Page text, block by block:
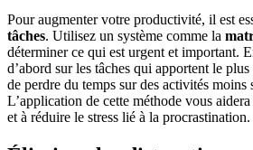
Pour augmenter votre productivité, il est
tâches. Utilisez un système comme la
déterminer ce qui est urgent et important.
d’abord sur les tâches qui apportent le
de perdre du temps sur des activités moins
L’application de cette méthode vous
et à réduire le stress lié à la procrastination.